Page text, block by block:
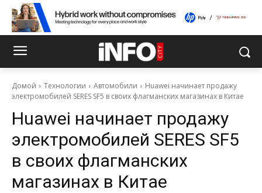
Домой Технологии Автомобили
Huawei начинает продажу
электромобилей SERES SF5 в своих флагманских магазинах в Китае
Huawei начинает продажу
электромобилей SERES SF5
в своих флагманских
магазинах в Китае